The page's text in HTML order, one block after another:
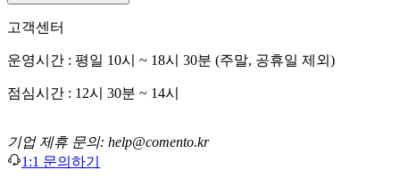
고객센터
운영시간 : 평일 10시 ~ 18시 30분 (주말, 공휴일 제외)
점심시간 : 12시 30분 ~ 14시
기업 제휴 문의: help@comento.kr
1:1 문의하기